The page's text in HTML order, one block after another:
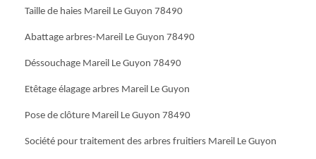
Taille de haies Mareil Le Guyon 78490
Abattage arbres-Mareil Le Guyon 78490
Déssouchage Mareil Le Guyon 78490
Etêtage élagage arbres Mareil Le Guyon
Pose de clôture Mareil Le Guyon 78490
Société pour traitement des arbres fruitiers Mareil Le Guyon